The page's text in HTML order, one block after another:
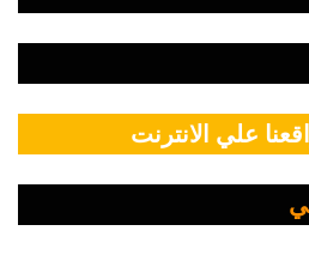
علي الانترنت